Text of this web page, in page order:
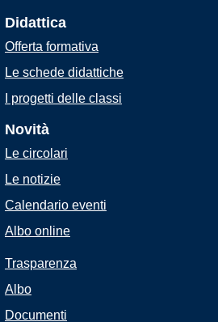
Didattica
Offerta formativa
Le schede didattiche
I progetti delle classi
Novità
Le circolari
Le notizie
Calendario eventi
Albo online
Trasparenza
Albo
Documenti